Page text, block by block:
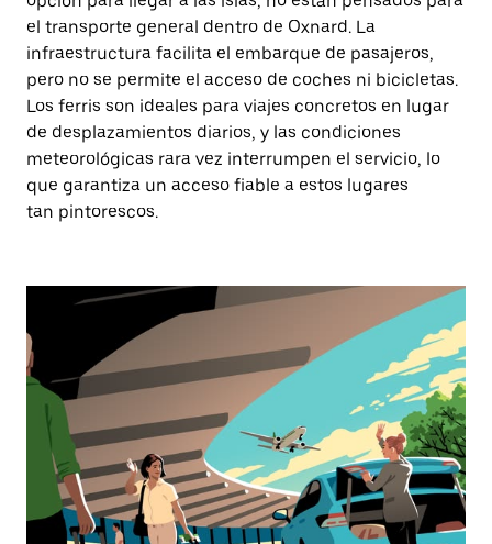
el transporte general dentro de Oxnard. La
infraestructura facilita el embarque de pasajeros,
pero no se permite el acceso de coches ni bicicletas.
Los ferris son ideales para viajes concretos en lugar
de desplazamientos diarios, y las condiciones
meteorológicas rara vez interrumpen el servicio, lo
que garantiza un acceso fiable a estos lugares
tan pintorescos.